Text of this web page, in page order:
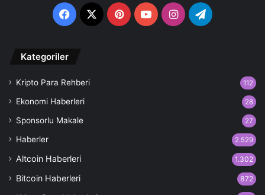
Facebook
X PinterestYouTubeInstagramTelegram
Kategoriler
Kripto Para Rehberi 112
Ekonomi Haberleri 28
Sponsorlu Makale 27
Haberler 2.529
Altcoin Haberleri 1.302
Bitcoin Haberleri 872